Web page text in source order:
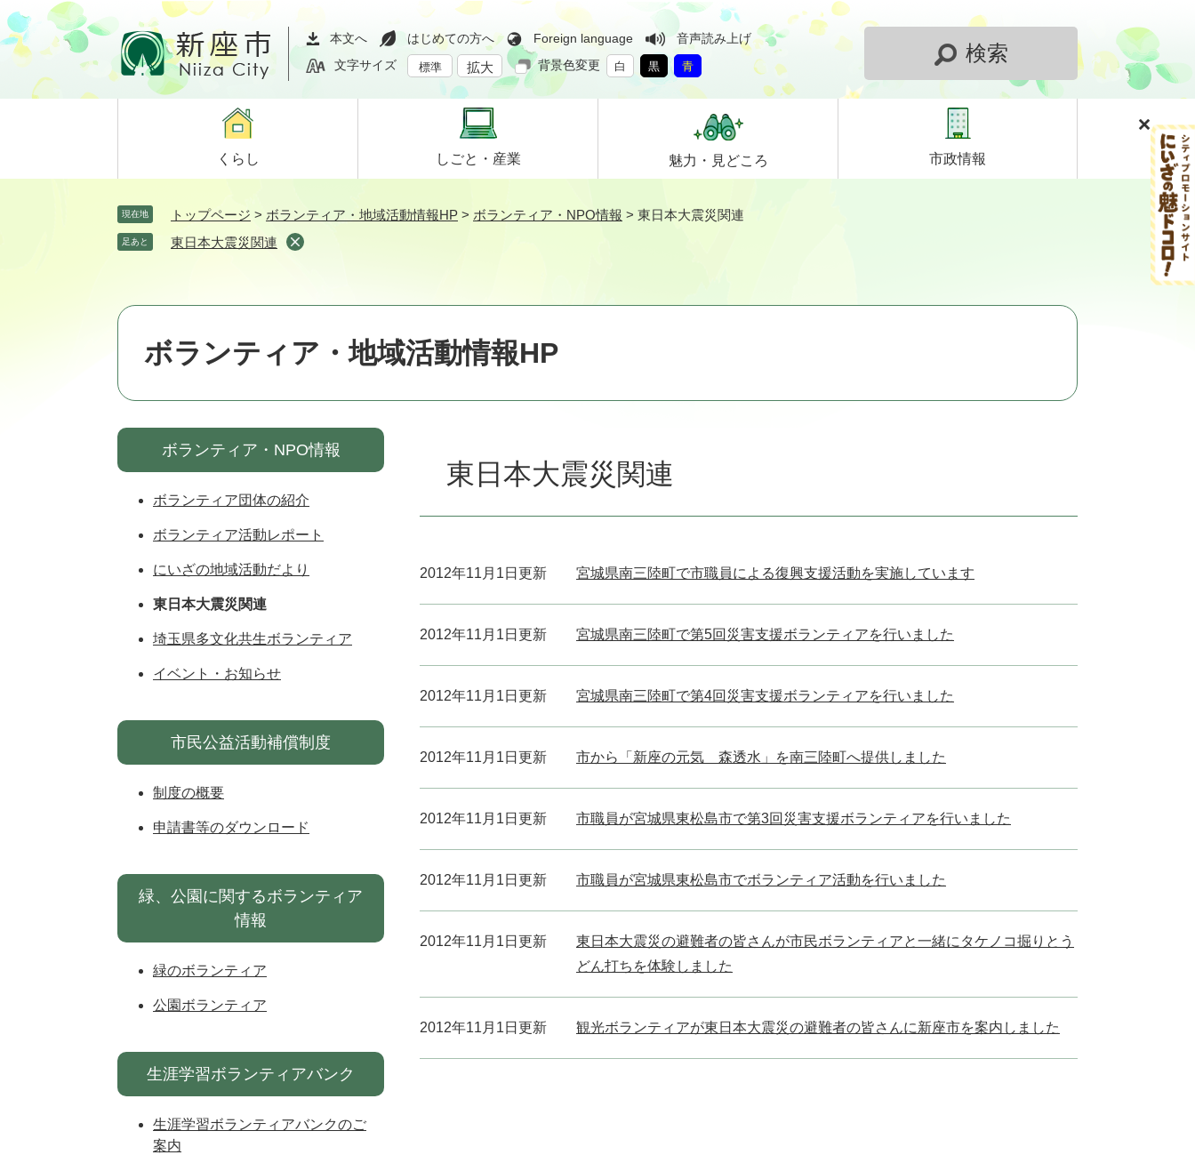
ペ
ー
ジ
メ
ニ
ュ
て
本文へ はじめての方へ Foreign language
音声読み上げ
文字サイズ
標準 拡大 背景色変更 白 黒 青
検索
くらし しごと・ 産業 魅力・ 見どころ 市政情報
現在地 トップページ > ボランティア・地域活動情報HP > ボランティア・NPO情報 > 東日本大震災関連
足あと 東日本大震災関連
ボランティア・地域活動情報HP
東日本大震災関連
2012年11月1日更新 宮城県南三陸町で市職員による復興支援活動を実施しています
2012年11月1日更新 宮城県南三陸町で第5回災害支援ボランティアを行いました
2012年11月1日更新 宮城県南三陸町で第4回災害支援ボランティアを行いました
2012年11月1日更新 市から「新座の元気 森透水」を南三陸町へ提供しました
2012年11月1日更新 市職員が宮城県東松島市で第3回災害支援ボランティアを行いました
2012年11月1日更新 市職員が宮城県東松島市でボランティア活動を行いました
2012年11月1日更新
東日本大震災の避難者の皆さんが市民ボランティアと一緒にタケノコ掘りとう
どん打ちを体験しました
2012年11月1日更新 観光ボランティアが東日本大震災の避難者の皆さんに新座市を案内しました
ボランティア・NPO情報
ボランティア団体の紹介
ボランティア活動レポート
にいざの地域活動だより
東日本大震災関連
埼玉県多文化共生ボランティア
イベント・お知らせ
市民公益活動補償制度
制度の概要
申請書等のダウンロード
緑、公園に関するボランティア
情報
緑のボランティア
公園ボランティア
生涯学習ボランティアバンク
生涯学習ボランティアバンクのご
案内